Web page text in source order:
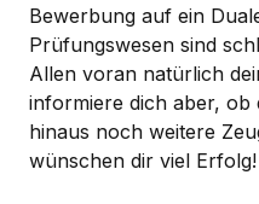
Bewerbung auf ein
Prüfungswesen sind
Allen voran natürlich
informiere dich aber,
hinaus noch weitere
wünschen dir viel Erfolg!